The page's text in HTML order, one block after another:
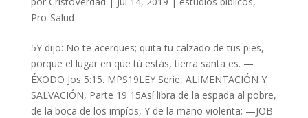
Pro-Salud
5Y dijo: No te acerques; quita tu calzado de tus pies,
porque el lugar en que tú estás, tierra santa es. —
ÉXODO Jos 5:15. MPS19LEY Serie, ALIMENTACIÓN Y
SALVACIÓN, Parte 19 15Así libra de la espada al pobre,
de la boca de los impíos, Y de la mano violenta; —JOB